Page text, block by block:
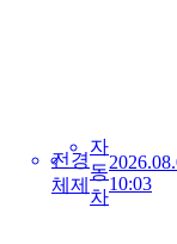
전
체
경
제
자
동
차
10:03